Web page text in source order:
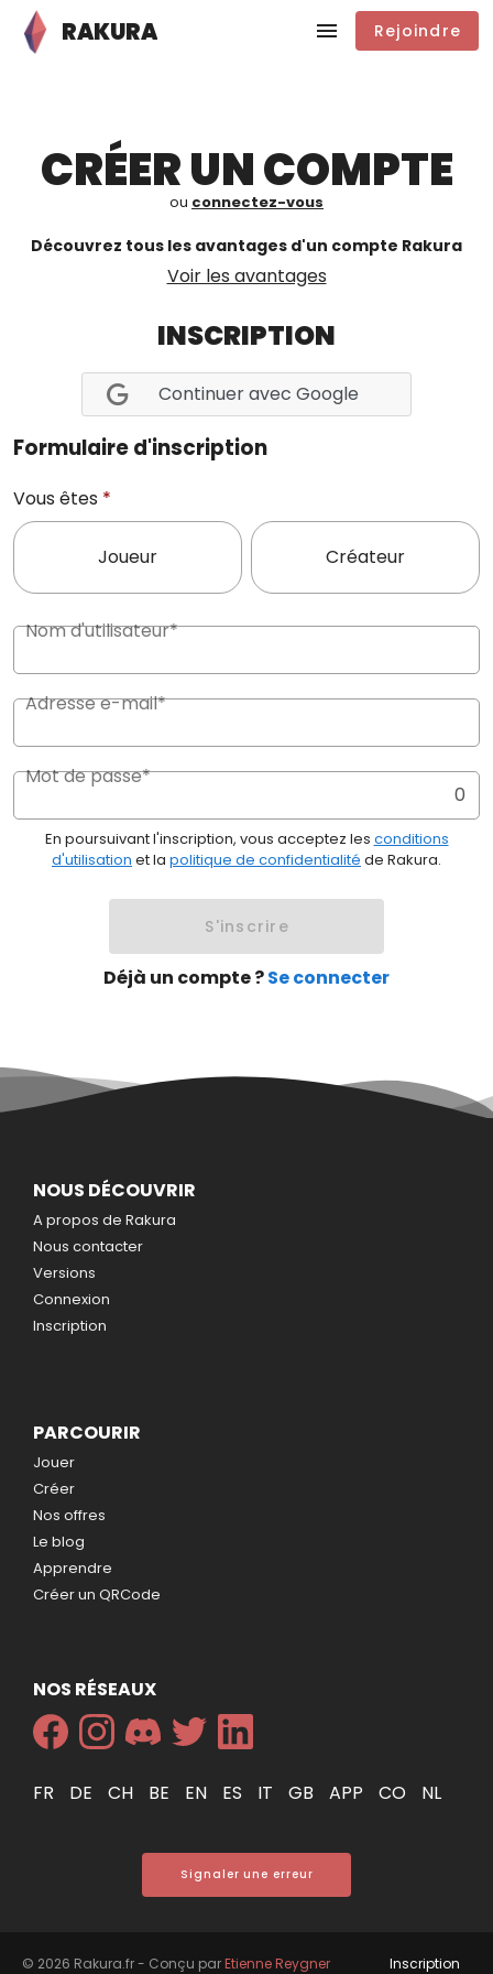
RAKURA Rejoindre
CRÉER UN COMPTE
ou connectez-vous
Découvrez tous les avantages d'un compte Rakura
Voir les avantages
INSCRIPTION
Continuer avec Google
Formulaire d'inscription
Vous êtes *
Joueur Créateur
Nom d'utilisateur*
Adresse e-mail*
Mot de passe*
0
En poursuivant l'inscription, vous acceptez les conditions
d'utilisation et la politique de confidentialité de Rakura.
S'inscrire
Déjà un compte ?Se connecter
NOUS DÉCOUVRIR
A propos de Rakura
Nous contacter
Versions
Connexion
Inscription
PARCOURIR
Jouer
Créer
Nos offres
Le blog
Apprendre
Créer un QRCode
NOS RÉSEAUX
FR DE CH BE EN ES IT GB APP CO NL
Signaler une erreur
© 2026 Rakura.fr - Conçu parEtienne Reygner Inscription